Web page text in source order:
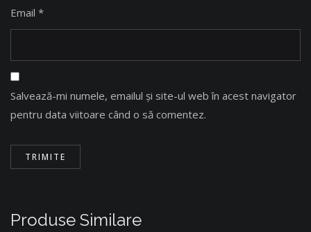
Email *
Salvează-mi numele, emailul și site-ul web în acest navigator
pentru data viitoare când o să comentez.
Produse Similare